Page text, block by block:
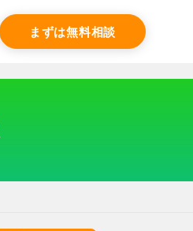
まずは無料相談